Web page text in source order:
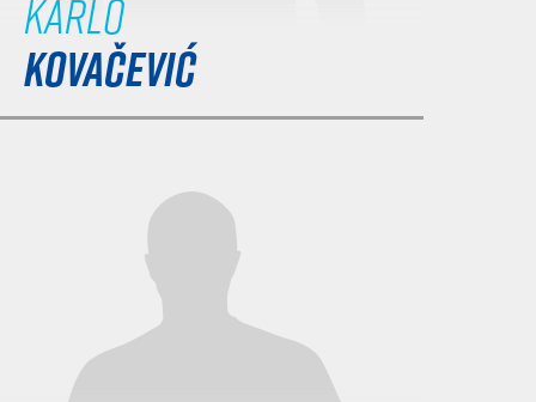
Karlo
KOVAČEVIĆ